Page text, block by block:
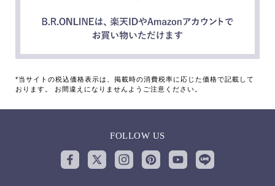
*当サイトの税込価格表示は、掲載時の消費税率に応じた価格で記載して
おります。 お間違えになりませんようご注意ください。
FOLLOW US